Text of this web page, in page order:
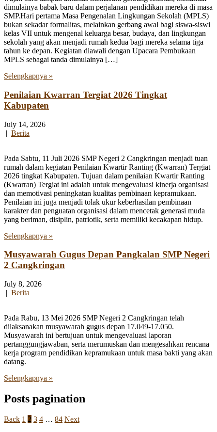
dimulainya babak baru dalam perjalanan pendidikan mereka di masa
SMP.Hari pertama Masa Pengenalan Lingkungan Sekolah (MPLS)
bukan sekadar formalitas, melainkan gerbang awal bagi siswa-siswi
kelas VII untuk mengenal keluarga besar, budaya, dan lingkungan
sekolah yang akan menjadi rumah kedua bagi mereka selama tiga
tahun ke depan. Kegiatan diawali dengan Upacara Pembukaan
MPLS sebagai tanda dimulainya […]
Selengkapnya »
Penilaian Kwarran Tergiat 2026 Tingkat
Kabupaten
July 14, 2026
| Berita
Pada Sabtu, 11 Juli 2026 SMP Negeri 2 Cangkringan menjadi tuan
rumah dalam kegiatan Penilaian Kwartir Ranting (Kwarran) Tergiat
2026 tingkat Kabupaten. Tujuan dalam penilaian Kwartir Ranting
(Kwarran) Tergiat ini adalah untuk mengevaluasi kinerja organisasi
dan memotivasi peningkatan kualitas pembinaan kepramukaan.
Penilaian ini juga menjadi tolak ukur keberhasilan pembinaan
karakter dan penguatan organisasi dalam mencetak generasi muda
yang beriman, disiplin, patriotik, serta memiliki kecakapan hidup.
Selengkapnya »
Musyawarah Gugus Depan Pangkalan SMP Negeri
2 Cangkringan
July 8, 2026
| Berita
Pada Rabu, 13 Mei 2026 SMP Negeri 2 Cangkringan telah
dilaksanakan musyawarah gugus depan 17.049-17.050.
Musyawarah ini bertujuan untuk mengevaluasi laporan
pertanggungjawaban, serta merumuskan dan mengesahkan rencana
kerja program pendidikan kepramukaan untuk masa bakti yang akan
datang.
Selengkapnya »
Posts pagination
Back 1 2 3 4 … 84 Next